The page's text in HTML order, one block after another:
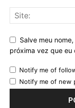
Salve meu
próxima vez que eu
Notify me of
Notify me of new